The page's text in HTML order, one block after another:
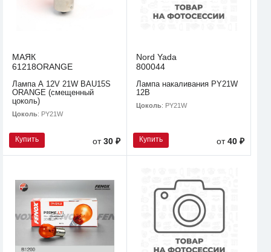
МАЯК
61218ORANGE
Лампа А 12V 21W BAU15S
ORANGE (смещенный
цоколь)
Цоколь: PY21W
Купить от30 ₽
Nord Yada
800044
Лампа накаливания PY21W
12В
Цоколь: PY21W
Купить от40 ₽